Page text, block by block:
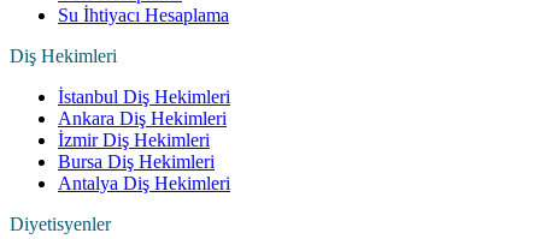
Su İhtiyacı Hesaplama
Diş Hekimleri
İstanbul Diş Hekimleri
Ankara Diş Hekimleri
İzmir Diş Hekimleri
Bursa Diş Hekimleri
Antalya Diş Hekimleri
Diyetisyenler